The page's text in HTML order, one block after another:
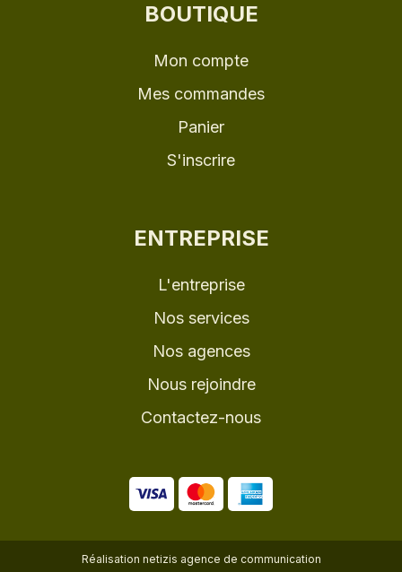
BOUTIQUE
Mon compte
Mes commandes
Panier
S'inscrire
ENTREPRISE
L'entreprise
Nos services
Nos agences
Nous rejoindre
Contactez-nous
Réalisation netizis agence de communication